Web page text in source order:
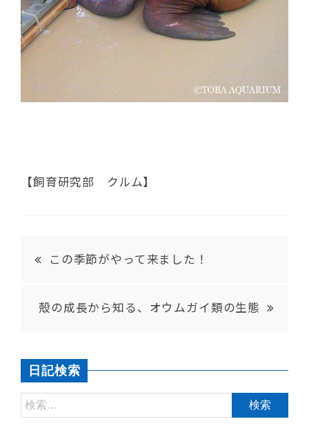
【飼育研究部 クルム】
この季節がやって来ました！
殻の成長から知る、オウムガイ類の生態
日記検索